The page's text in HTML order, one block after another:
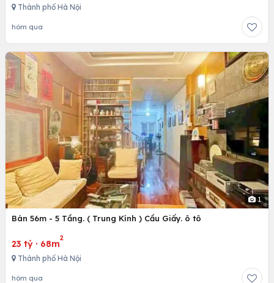
Thành phố Hà Nội
hôm qua
1
Bán 56m - 5 Tầng. ( Trung Kính ) Cầu Giấy. ô tô
23 tỷ · 68m
2
Thành phố Hà Nội
hôm qua